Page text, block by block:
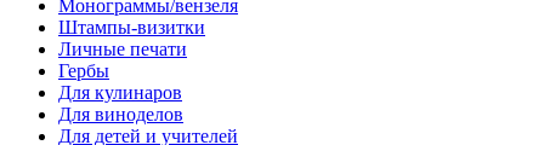
Монограммы/вензеля
Штампы-визитки
Личные печати
Гербы
Для кулинаров
Для виноделов
Для детей и учителей